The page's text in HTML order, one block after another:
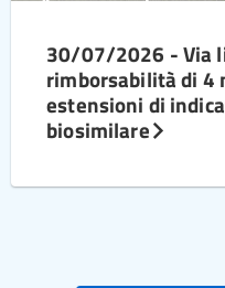
30/07/2026 - Via
rimborsabilità di 4
estensioni di
biosimilare